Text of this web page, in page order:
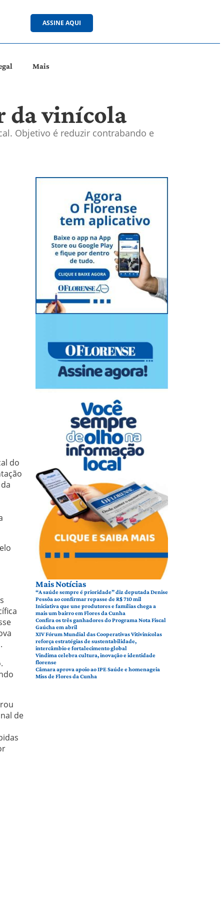
ASSINE AQUI
Mais
da vinícola
Objetivo é reduzir contrabando e
do
de
Mais Notícias
“A saúde sempre é prioridade” diz deputada Denise
Pessôa ao confirmar repasse de R$ 710 mil
Iniciativa que une produtores e famílias chega a
mais um bairro em Flores da Cunha
Confira os três ganhadores do Programa Nota Fiscal
Gaúcha em abril
XIV Fórum Mundial das Cooperativas Vitivinícolas
reforça estratégias de sustentabilidade,
intercâmbio e fortalecimento global
Vindima celebra cultura, inovação e identidade
florense
Câmara aprova apoio ao IPE Saúde e homenageia
Miss de Flores da Cunha